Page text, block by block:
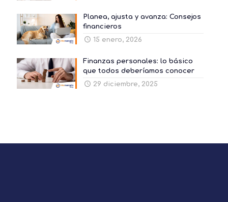
Planea, ajusta y avanza: Consejos
financieros
15 enero, 2026
Finanzas personales: lo básico
que todos deberíamos conocer
29 diciembre, 2025